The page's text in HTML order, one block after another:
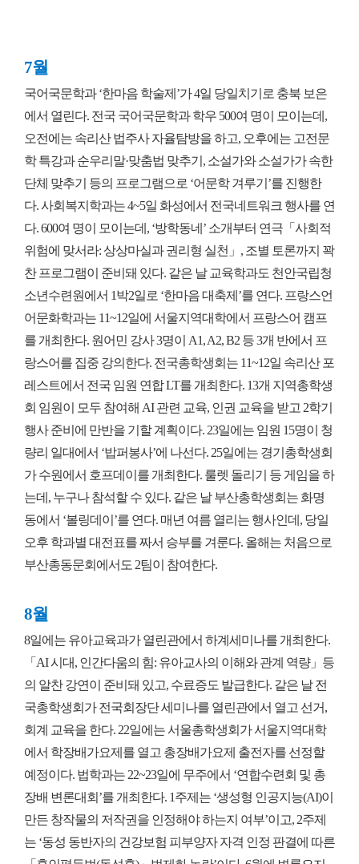
7월
국어국문학과 ‘한마음 학술제’가 4일 당일치기로 충북 보은
에서 열린다. 전국 국어국문학과 학우 500여 명이 모이는데,
오전에는 속리산 법주사 자율탐방을 하고, 오후에는 고전문
학 특강과 순우리말·맞춤법 맞추기, 소설가와 소설가가 속한
단체 맞추기 등의 프로그램으로 ‘어문학 겨루기’를 진행한
다. 사회복지학과는 4~5일 화성에서 전국네트워크 행사를 연
다. 600여 명이 모이는데, ‘방학동네’ 소개부터 연극「사회적
위험에 맞서라: 상상마실과 권리형 실천」, 조별 토론까지 꽉
찬 프로그램이 준비돼 있다. 같은 날 교육학과도 천안국립청
소년수련원에서 1박2일로 ‘한마음 대축제’를 연다. 프랑스언
어문화학과는 11~12일에 서울지역대학에서 프랑스어 캠프
를 개최한다. 원어민 강사 3명이 A1, A2, B2 등 3개 반에서 프
랑스어를 집중 강의한다. 전국총학생회는 11~12일 속리산 포
레스트에서 전국 임원 연합 LT를 개최한다. 13개 지역총학생
회 임원이 모두 참여해 AI 관련 교육, 인권 교육을 받고 2학기
행사 준비에 만반을 기할 계획이다. 23일에는 임원 15명이 청
량리 일대에서 ‘밥퍼봉사’에 나선다. 25일에는 경기총학생회
가 수원에서 호프데이를 개최한다. 룰렛 돌리기 등 게임을 하
는데, 누구나 참석할 수 있다. 같은 날 부산총학생회는 화명
동에서 ‘볼링데이’를 연다. 매년 여름 열리는 행사인데, 당일
오후 학과별 대전표를 짜서 승부를 겨룬다. 올해는 처음으로
부산총동문회에서도 2팀이 참여한다.
8월
8일에는 유아교육과가 열린관에서 하계세미나를 개최한다.
「AI 시대, 인간다움의 힘: 유아교사의 이해와 관계 역량」등
의 알찬 강연이 준비돼 있고, 수료증도 발급한다. 같은 날 전
국총학생회가 전국회장단 세미나를 열린관에서 열고 선거,
회계 교육을 한다. 22일에는 서울총학생회가 서울지역대학
에서 학장배가요제를 열고 총장배가요제 출전자를 선정할
예정이다. 법학과는 22~23일에 무주에서 ‘연합수련회 및 총
장배 변론대회’를 개최한다. 1주제는 ‘생성형 인공지능(AI)이
만든 창작물의 저작권을 인정해야 하는지 여부’이고, 2주제
는 ‘동성 동반자의 건강보험 피부양자 자격 인정 판결에 따른